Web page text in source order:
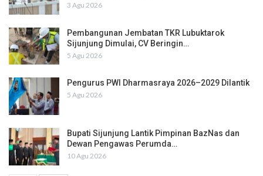
3 Agu 2026
Pembangunan Jembatan TKR Lubuktarok
Sijunjung Dimulai, CV Beringin…
5 Agu 2026
Pengurus PWI Dharmasraya 2026–2029 Dilantik
5 Agu 2026
Bupati Sijunjung Lantik Pimpinan BazNas dan
Dewan Pengawas Perumda…
10 Agu 2026